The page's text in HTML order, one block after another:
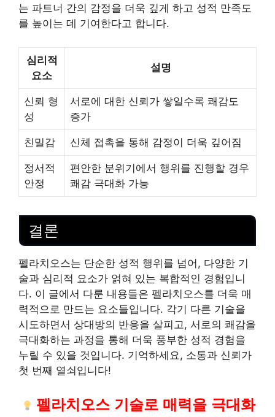
는 파트너 간의 감정을 더욱 깊게 하고 성적 만족도
를 높이는 데 기여한다고 합니다.
심리적
요소
설명
신뢰 형
성
서로에 대한 신뢰가 쌓일수록 쾌감도
증가
친밀감 신체 접촉을 통해 감정이 더욱 깊어짐
정서적
안정
편안한 분위기에서 행위를 진행할 경우
쾌감 극대화 가능
결론
펠라치오스는 단순한 성적 행위를 넘어, 다양한 기
술과 심리적 요소가 얽혀 있는 복합적인 경험입니
다. 이 글에서 다룬 내용들은 펠라치오스를 더욱 매
력적으로 만드는 요소들입니다. 각기 다른 기술을
시도하면서 상대방의 반응을 살피고, 서로의 쾌감을
극대화하는 과정을 통해 더욱 풍부한 성적 경험을
누릴 수 있을 것입니다. 기억하세요, 소통과 신뢰가
첫 번째 열쇠입니다!
펠라치오스 기술로 매력을 극대화